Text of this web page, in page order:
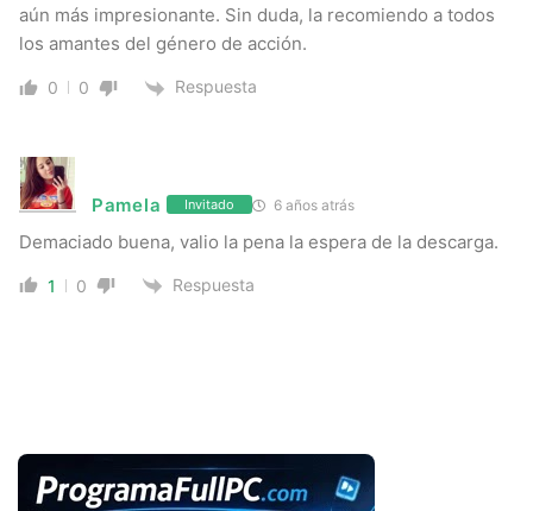
aún más impresionante. Sin duda, la recomiendo a todos
los amantes del género de acción.
0 0 Respuesta
Pamela Invitado 6 años atrás
Demaciado buena, valio la pena la espera de la descarga.
1 0 Respuesta